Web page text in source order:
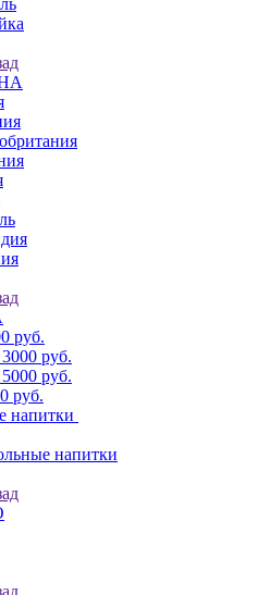
руб.
руб.
руб.
руб.
напитки
напитки